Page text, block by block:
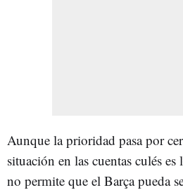
Aunque la prioridad pasa por
situación en las cuentas culés
no permite que el Barça pueda